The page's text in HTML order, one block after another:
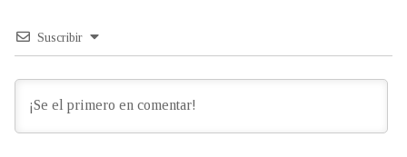
Suscribir